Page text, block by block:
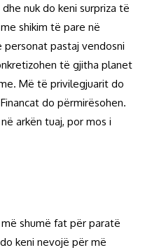
nuk do keni surpriza të
shikim të pare në
pastaj vendosni
të gjitha planet
Më të privilegjuarit do
do përmirësohen.
arkën tuaj, por mos i
shumë fat për paratë
keni nevojë për më